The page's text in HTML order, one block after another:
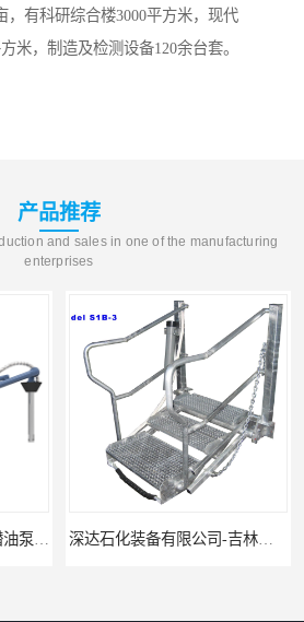
，有科研综合楼3000平方米，现代
米，制造及检测设备120余台套。
产品推荐
and sales in one of the manufacturing
enterprises